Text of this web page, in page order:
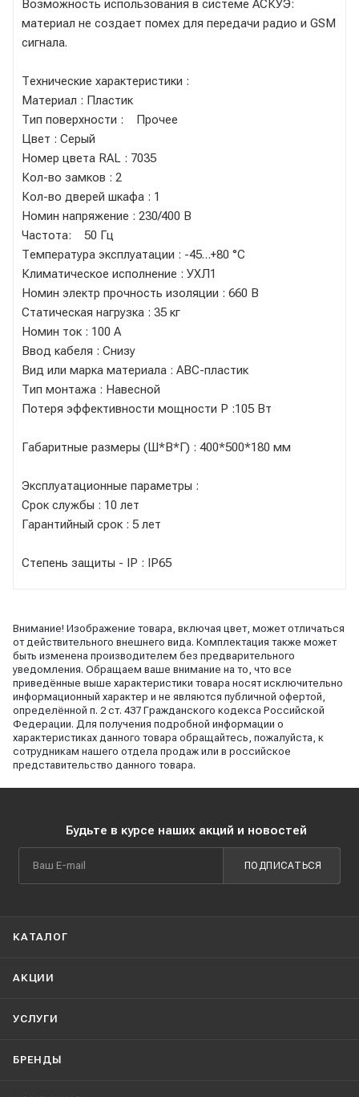
Возможность использования в системе АСКУЭ:
материал не создает помех для передачи радио и GSM
сигнала.
Технические характеристики :
Материал : Пластик
Тип поверхности : Прочее
Цвет : Серый
Номер цвета RAL : 7035
Кол-во замков : 2
Кол-во дверей шкафа : 1
Номин напряжение : 230/400 В
Частота: 50 Гц
Температура эксплуатации : -45…+80 °C
Климатическое исполнение : УХЛ1
Номин электр прочность изоляции : 660 В
Статическая нагрузка : 35 кг
Номин ток : 100 А
Ввод кабеля : Снизу
Вид или марка материала : АВС-пластик
Тип монтажа : Навесной
Потеря эффективности мощности Р :105 Вт
Габаритные размеры (Ш*В*Г) : 400*500*180 мм
Эксплуатационные параметры :
Срок службы : 10 лет
Гарантийный срок : 5 лет
Степень защиты - IP : IP65
Внимание! Изображение товара, включая цвет, может отличаться
от действительного внешнего вида. Комплектация также может
быть изменена производителем без предварительного
уведомления. Обращаем ваше внимание на то, что все
приведённые выше характеристики товара носят исключительно
информационный характер и не являются публичной офертой,
определённой п. 2 ст. 437 Гражданского кодекса Российской
Федерации. Для получения подробной информации о
характеристиках данного товара обращайтесь, пожалуйста, к
сотрудникам нашего отдела продаж или в российское
представительство данного товара.
Будьте в курсе наших акций и новостей
ПОДПИСАТЬСЯ
КАТАЛОГ
АКЦИИ
УСЛУГИ
БРЕНДЫ